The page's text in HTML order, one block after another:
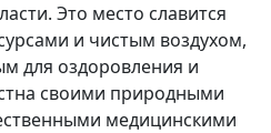
Это место славится
и чистым воздухом,
для оздоровления и
своими природными
медицинскими